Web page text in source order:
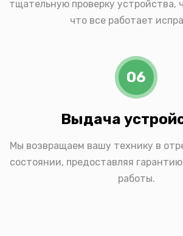
тщательную проверку устройства,
что все работает
06
Выдача
Мы возвращаем вашу технику в
состоянии, предоставляя
работы.